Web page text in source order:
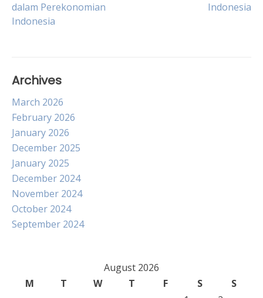
navigation
dalam Perekonomian
Indonesia
Indonesia
Archives
March 2026
February 2026
January 2026
December 2025
January 2025
December 2024
November 2024
October 2024
September 2024
August 2026
M
T W T F S
S